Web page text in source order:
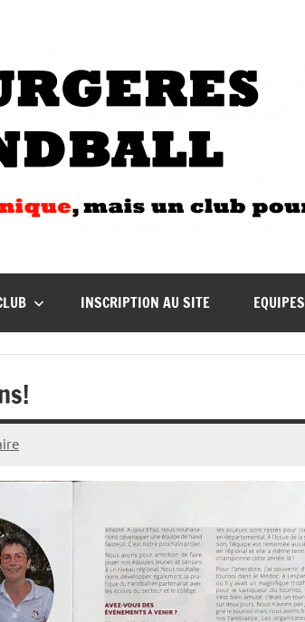
INSCRIPTION AU SITE EQUIPES